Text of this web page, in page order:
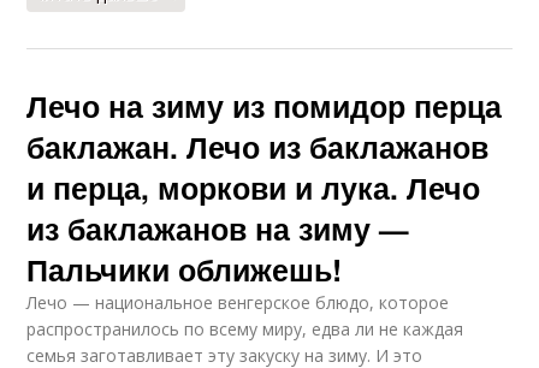
Лечо на зиму из помидор перца
баклажан. Лечо из баклажанов
и перца, моркови и лука. Лечо
из баклажанов на зиму —
Пальчики оближешь!
Лечо — национальное венгерское блюдо, которое
распространилось по всему миру, едва ли не каждая
семья заготавливает эту закуску на зиму. И это